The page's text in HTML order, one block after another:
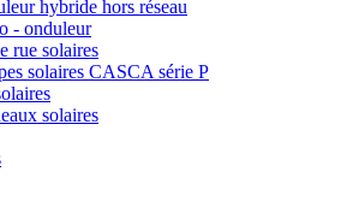
hybride hors réseau
- onduleur
rue solaires
solaires CASCA série P
solaires